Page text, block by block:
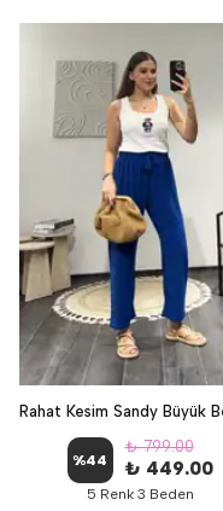
%44
₺ 799.00
₺ 449.00
5 Renk 3 Beden